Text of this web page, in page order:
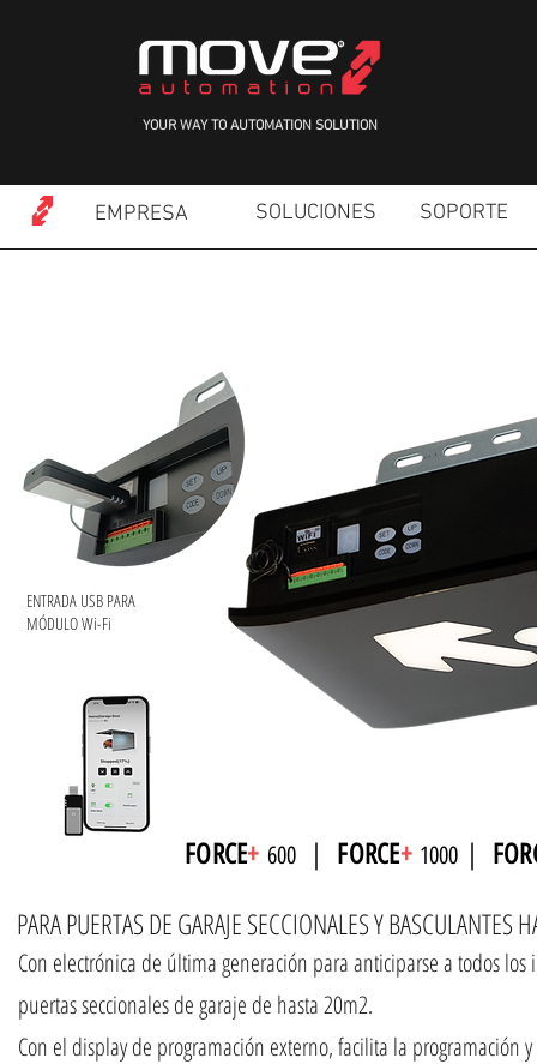
YOUR WAY TO AUTOMATION SOLUTION
EMPRESA SOLUCIONES SOPORTE
ENTRADA USB PARA
MÓDULO Wi-Fi
FORCE+ 600 | FORCE+ 1000 |
PARA PUERTAS DE GARAJE SECCIONALES Y BASCULANTES
Con electrónica de última generación para anticiparse a todos
puertas seccionales de garaje de hasta 20m2.
Con el display de programación externo, facilita la